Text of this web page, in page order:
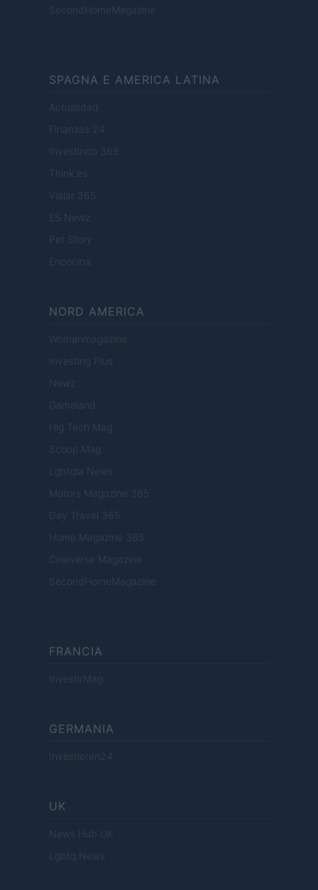
SecondHomeMagazine
SPAGNA E AMERICA LATINA
Actualidad
Finanzas 24
Investindo 365
Think.es
Viajar 365
ES Newz
Pet Story
Encocina
NORD AMERICA
Womanmagazine
Investing Plus
Newz
Gameland
Hig Tech Mag
Scoop Mag
Lgbtqia News
Motors Magazine 365
Day Travel 365
Home Magazine 365
Cineverse Magazine
SecondHomeMagazine
FRANCIA
InvestirMag
GERMANIA
Investieren24
UK
News Hub UK
Lgbtq News